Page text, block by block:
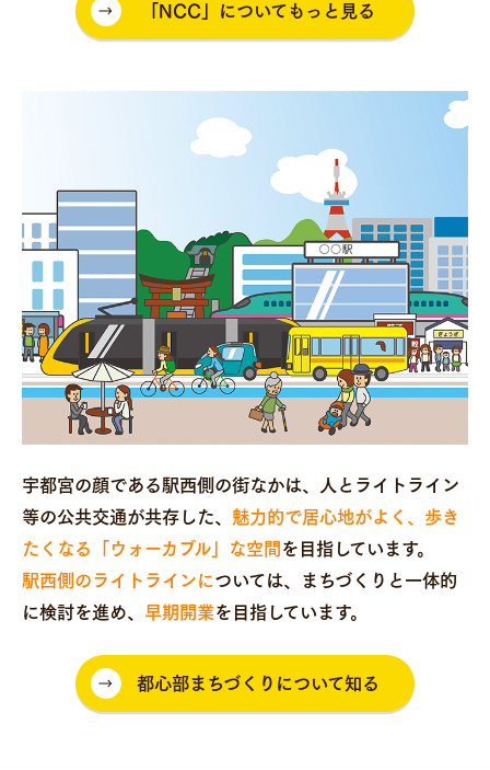
「NCC」についてもっと見る
宇都宮の顔である駅西側の街なかは、人とライトライン
等の公共交通が共存した、 魅力的で居心地がよく、歩き
たくなる「ウォーカブル」な空間 を目指しています。
駅西側のライトラインについては、まちづくりと一体的
に検討を進め、 早期開業を目指しています。
都心部まちづくりについて知る